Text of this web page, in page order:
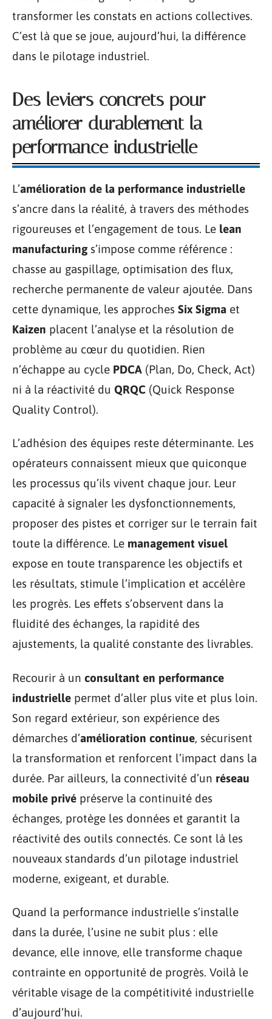
transformer les constats en actions collectives.
C’est là que se joue, aujourd’hui, la différence
dans le pilotage industriel.
Des leviers concrets pour
améliorer durablement la
performance industrielle
L’amélioration de la performance industrielle
s’ancre dans la réalité, à travers des méthodes
rigoureuses et l’engagement de tous. Le lean
manufacturings’impose comme référence :
chasse au gaspillage, optimisation des flux,
recherche permanente de valeur ajoutée. Dans
cette dynamique, les approches Six Sigma et
Kaizen placent l’analyse et la résolution de
problème au cœur du quotidien. Rien
n’échappe au cycle PDCA (Plan, Do, Check, Act)
ni à la réactivité du QRQC (Quick Response
Quality Control).
L’adhésion des équipes reste déterminante. Les
opérateurs connaissent mieux que quiconque
les processus qu’ils vivent chaque jour. Leur
capacité à signaler les dysfonctionnements,
proposer des pistes et corriger sur le terrain fait
toute la différence. Le management visuel
expose en toute transparence les objectifs et
les résultats, stimule l’implication et accélère
les progrès. Les effets s’observent dans la
fluidité des échanges, la rapidité des
ajustements, la qualité constante des livrables.
Recourir à un consultant en performance
industrielle permet d’aller plus vite et plus loin.
Son regard extérieur, son expérience des
démarches d’amélioration continue, sécurisent
la transformation et renforcent l’impact dans la
durée. Par ailleurs, la connectivité d’un réseau
mobile privé préserve la continuité des
échanges, protège les données et garantit la
réactivité des outils connectés. Ce sont là les
nouveaux standards d’un pilotage industriel
moderne, exigeant, et durable.
Quand la performance industrielle s’installe
dans la durée, l’usine ne subit plus : elle
devance, elle innove, elle transforme chaque
contrainte en opportunité de progrès. Voilà le
véritable visage de la compétitivité industrielle
d’aujourd’hui.